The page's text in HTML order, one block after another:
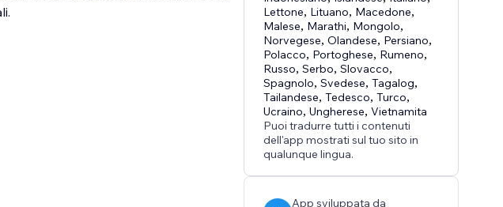
Lettone, Lituano, Macedone,
Malese, Marathi, Mongolo,
Norvegese,Olandese, Persiano,
Polacco, Portoghese, Rumeno,
Russo,Serbo,Slovacco,
Spagnolo,Svedese,Tagalog,
Tailandese,Tedesco,Turco,
Ucraino,Ungherese,Vietnamita
Puoi tradurre tutti i contenuti
dell'app mostrati sul tuo sito in
qualunque lingua.
App sviluppata da